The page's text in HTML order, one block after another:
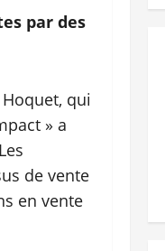
par des
qui
» a
de vente
en vente